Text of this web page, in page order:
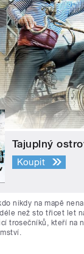
Tajuplný
Koupit
nikdy na mapě
než sto třicet let
trosečníků, kteří na